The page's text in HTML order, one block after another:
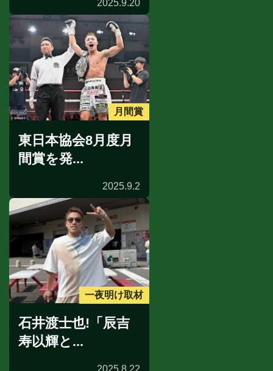
2025.9.20
月間賞
東日本協会8月度月
間賞を発...
2025.9.2
一夜明け取材
石井渡士也!「辰吉
寿以輝と...